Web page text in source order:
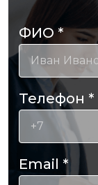
ФИО*
Телефон *
Email *